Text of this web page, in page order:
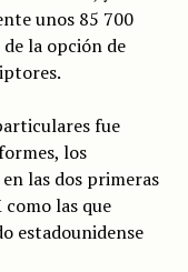
unos 85 700
la opción de
fue
los
las dos primeras
como las que
estadounidense